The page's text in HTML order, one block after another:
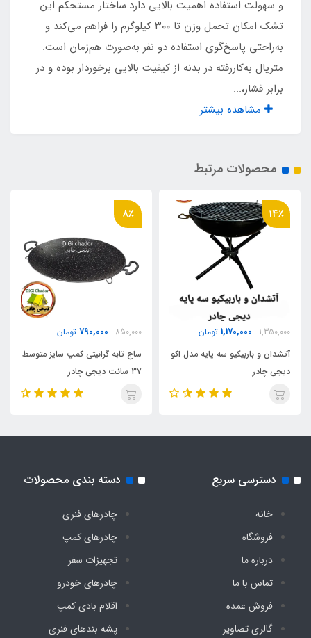
ابعاد
۲۰۴ در ۱۵۰ سانت
وزن
۴۲۰۰ گرم
گرید کارشناسی
و سهولت استفاده اهمیت بالایی دارد.ساختار مستحکم این
تشک امکان تحمل وزن تا ۳۰۰ کیلوگرم را فراهم می‌کند و
به‌راحتی پاسخ‌گوی استفاده دو نفر به‌صورت هم‌زمان است.
متریال به‌کاررفته در بدنه از کیفیت بالایی برخوردار بوده و در
برابر فشار،...
مشاهده بیشتر
محصولات مرتبط
14٪
1,350,000
1,170,000 تومان
آتشدان و باربیکیو سه پایه مدل اکو
دیجی چادر
8٪
850,000
790,000 تومان
ساج تابه گرانیتی کمپ سایز متوسط
۳۷ سانت دیجی چادر
دسترسی سریع
خانه
فروشگاه
درباره ما
تماس با ما
فروش عمده
گالری تصاویر
دسته بندی محصولات
چادرهای فنری
چادرهای کمپ
تجهیزات سفر
چادرهای خودرو
اقلام بادی کمپ
پشه‌ بندهای فنری